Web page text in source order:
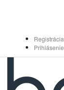
Registrácia
Prihlásenie